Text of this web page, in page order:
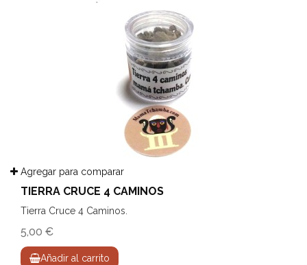
Agregar para comparar
TIERRA CRUCE 4 CAMINOS
Tierra Cruce 4 Caminos.
5,00 €
Añadir al carrito